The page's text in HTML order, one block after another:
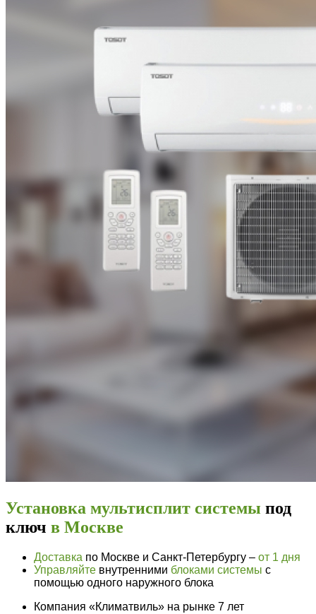
Установка мультисплит системы под
ключ в Москве
Доставка по Москве и Санкт-Петербургу – от 1 дня
Управляйте внутренними блоками системы с
помощью одного наружного блока
Компания «Климатвиль» на рынке 7 лет